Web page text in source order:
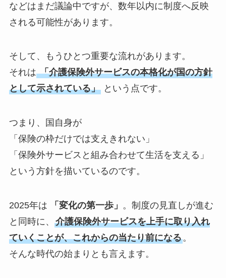
などはまだ議論中ですが、数年以内に制度へ反映
される可能性があります。
そして、もうひとつ重要な流れがあります。
それは 「介護保険外サービスの本格化が国の方針
として示されている」という点です。
つまり、国自身が
「保険の枠だけでは支えきれない」
「保険外サービスと組み合わせて生活を支える」
という方針を描いているのです。
2025年は 「変化の第一歩」 。制度の見直しが進む
と同時に、 介護保険外サービスを上手に取り入れ
ていくことが、これからの当たり前になる。
そんな時代の始まりとも言えます。